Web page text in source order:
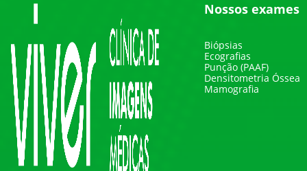
Nossos exames
Biópsias
Ecografias
Punção (PAAF)
Densitometria Óssea
Mamografia